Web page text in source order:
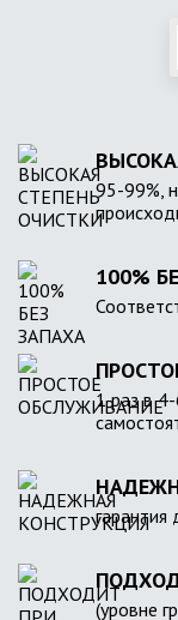
95-99%,
100%
1 раз в
(уровне